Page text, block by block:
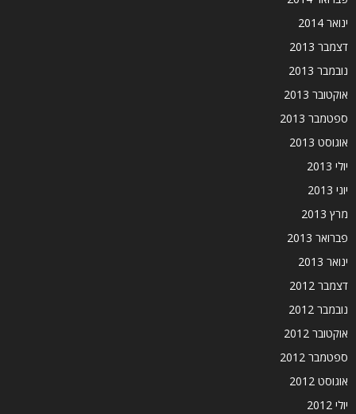
ינואר 2014
דצמבר 2013
נובמבר 2013
אוקטובר 2013
ספטמבר 2013
אוגוסט 2013
יולי 2013
יוני 2013
מרץ 2013
פברואר 2013
ינואר 2013
דצמבר 2012
נובמבר 2012
אוקטובר 2012
ספטמבר 2012
אוגוסט 2012
יולי 2012